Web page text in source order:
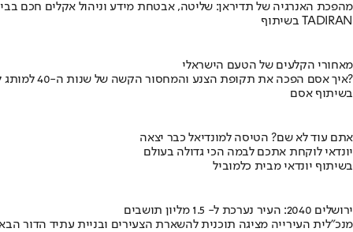
מהפכת האנרגיה של תדיראן: שליטה, אבטחת מידע וניהול אקלים חכם
בשיתוף TADIRAN
מאחורי הקלעים של הטעם הישראלי
איך אסם הפכה את תקופת הצנע והמחסור הקשה של שנות ה-40 למותג לאומי?
בשיתוף אסם
אתם עוד לא שם? הטיסה למונדיאל כבר יצאה
יונדאי לוקחת אתכם לבמה הכי גדולה בעולם
בשיתוף יונדאי מבית כלמוביל
ירושלים 2040: העיר נערכת ל- 1.5 מליון תושבים
מנכ"לית העירייה מציגה תוכנית להשארת הצעירים ובניית עתיד הדור